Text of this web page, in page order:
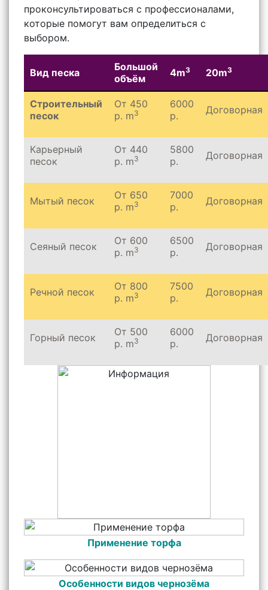
проконсультироваться с профессионалами,
которые помогут вам определиться с
выбором.
Вид песка
Большой
объём
4m3 20m3
Строительный
песок
От 450
р. m3
6000
р.
Договорная
Карьерный
песок
От 440
р. m3
5800
р.
Договорная
Мытый песок
От 650
р. m3
7000
р.
Договорная
Сеяный песок
От 600
р. m3
6500
р.
Договорная
Речной песок
От 800
р. m3
7500
р.
Договорная
Горный песок
От 500
р. m3
6000
р.
Договорная
Применение торфа
Особенности видов чернозёма